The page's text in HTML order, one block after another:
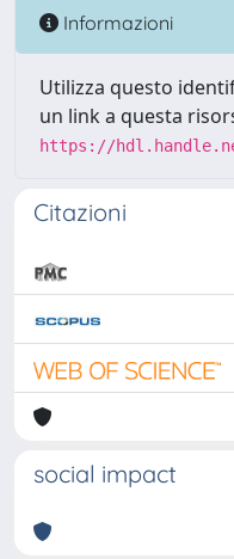
Informazioni
Utilizza questo
un link a questa
https://
Citazioni
social impact